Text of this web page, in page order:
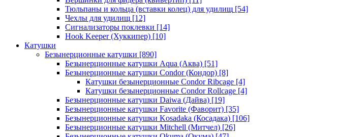
Тюльпаны и кольца (вставки колец) для удилищ [54]
Чехлы для удилищ [12]
Сигнализаторы поклевки [14]
Hook Keeper (Хуккипер) [10]
Катушки
Безынерционные катушки [890]
Безынерционные катушки Aqua (Аква) [51]
Безынерционные катушки Condor (Кондор) [8]
Катушки безынерционные Condor Ribcage [4]
Катушки безынерционные Condor Rollcage [4]
Безынерционные катушки Daiwa (Дайва) [19]
Безынерционные катушки Favorite (Фаворит) [35]
Безынерционные катушки Kosadaka (Косадака) [106]
Безынерционные катушки Mitchell (Митчел) [26]